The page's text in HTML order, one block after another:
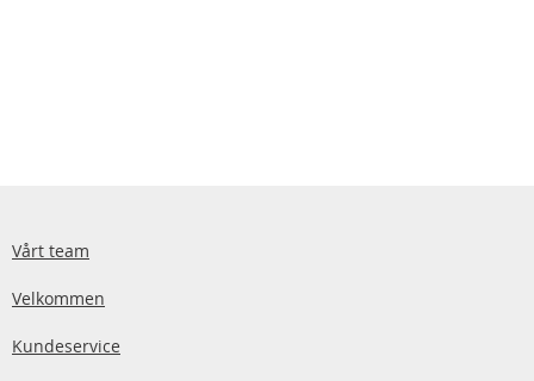
Vårt team
Velkommen
Kundeservice